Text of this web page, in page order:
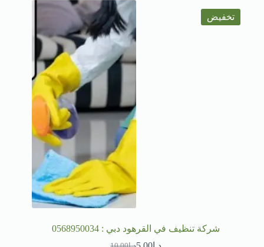
تخفيض
شركة تنظيف في القرهود دبي : 0568950034